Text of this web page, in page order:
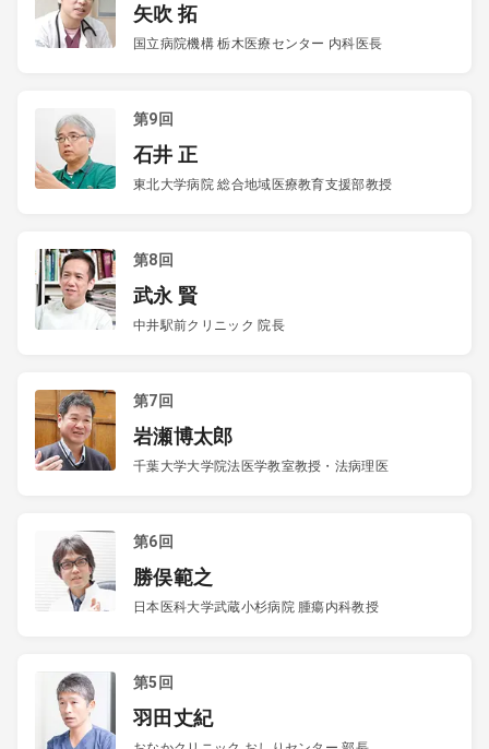
矢吹 拓
国立病院機構 栃木医療センター 内科医長
第9回
石井 正
東北大学病院 総合地域医療教育支援部教授
第8回
武永 賢
中井駅前クリニック 院長
第7回
岩瀬博太郎
千葉大学大学院法医学教室教授・法病理医
第6回
勝俣範之
日本医科大学武蔵小杉病院 腫瘍内科教授
第5回
羽田丈紀